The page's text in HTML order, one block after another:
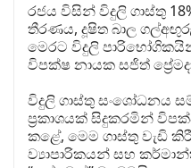
රජය විසින් විදුලි ගාස්තු
තීරණය, දූෂිත බාල
මෙරට විදුලි
විපක්ෂ නායක සජිත්
විදුලි ගාස්තු සංශෝධනය
ප්‍රකාශයක් සිදුකරමින්
කළේ, මෙම ගාස්තු වැඩි
ව්‍යාපාරිකයන් සහ